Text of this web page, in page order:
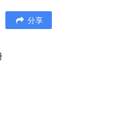
分享